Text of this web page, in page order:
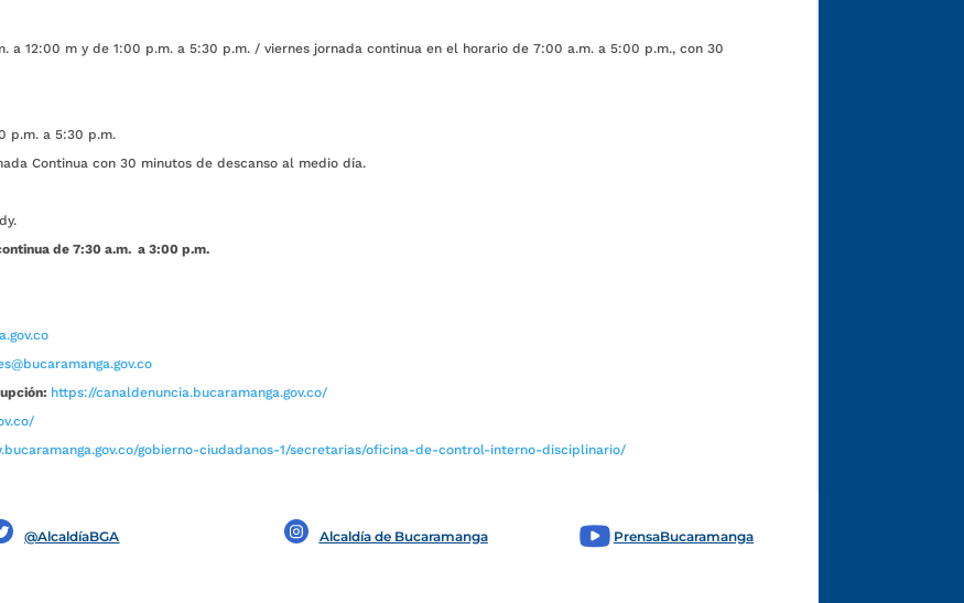
a 12:00 m y de 1:00 p.m. a 5:30 p.m. / viernes jornada continua en el horario de 7:00 a.m. a 5:00 p.m., con 30
p.m. a 5:30 p.m.
con 30 minutos de descanso al medio día.
de 7:30 a.m. a 3:00 p.m.
https://canaldenuncia.bucaramanga.gov.co/
gobierno-ciudadanos-1/secretarias/oficina-de-control-interno-disciplinario/
@AlcaldíaBGA Alcaldía de Bucaramanga PrensaBucaramanga